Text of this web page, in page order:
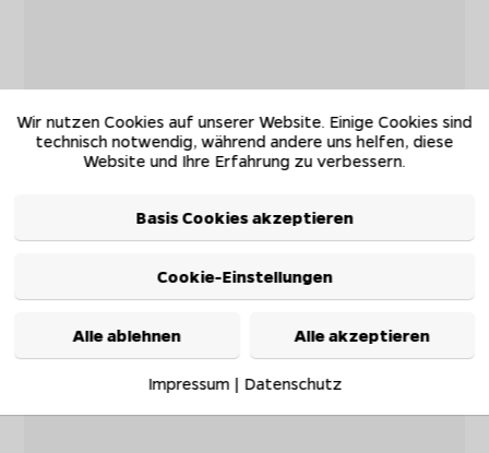
Wir nutzen Cookies auf unserer Website. Einige Cookies sind
technisch notwendig, während andere uns helfen, diese
Website und Ihre Erfahrung zu verbessern.
Basis Cookies akzeptieren
Cookie-Einstellungen
Alle ablehnen Alle akzeptieren
Impressum| Datenschutz